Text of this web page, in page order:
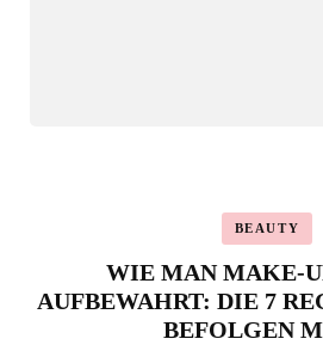
BEAUTY
WIE MAN MAKE-
AUFBEWAHRT: DIE 7
BEFOLGEN